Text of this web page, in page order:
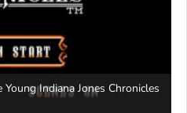
Indiana Jones Chronicles